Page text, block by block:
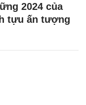
2024 của
tựu ấn tượng